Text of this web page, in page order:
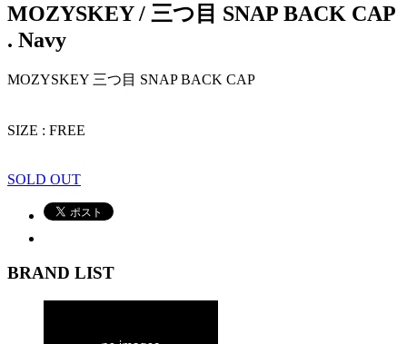
MOZYSKEY / 三つ目 SNAP BACK CAP
. Navy
MOZYSKEY 三つ目 SNAP BACK CAP
SIZE : FREE
SOLD OUT
BRAND LIST